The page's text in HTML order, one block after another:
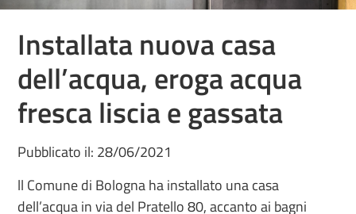
Installata nuova casa
dell’acqua, eroga acqua
fresca liscia e gassata
Pubblicato il: 28/06/2021
ll Comune di Bologna ha installato una casa
dell’acqua in via del Pratello 80, accanto ai bagni